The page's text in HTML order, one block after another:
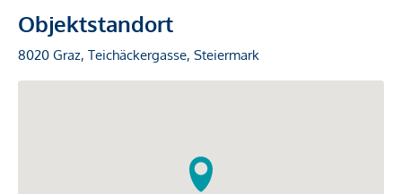
Objektstandort
8020 Graz, Teichäckergasse, Steiermark